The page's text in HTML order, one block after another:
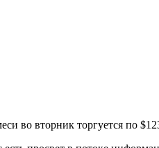
во вторник торгуется по